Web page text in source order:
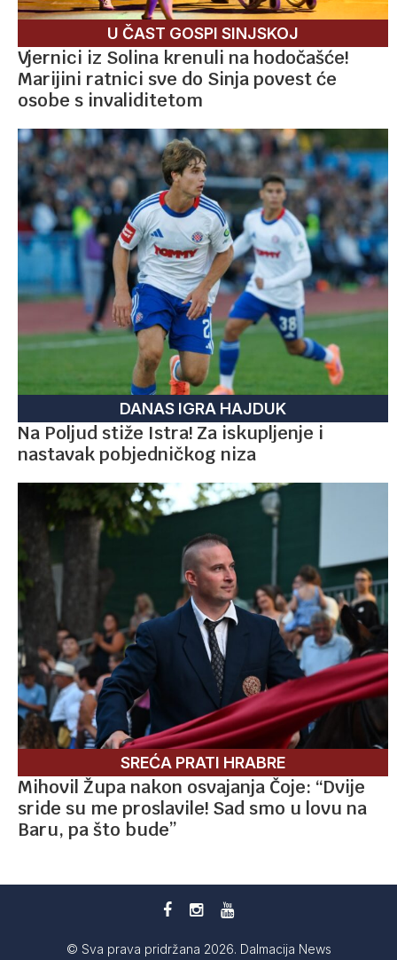
U ČAST GOSPI SINJSKOJ
Vjernici iz Solina krenuli na hodočašće!
Marijini ratnici sve do Sinja povest će
osobe s invaliditetom
DANAS IGRA HAJDUK
Na Poljud stiže Istra! Za iskupljenje i
nastavak pobjedničkog niza
SREĆA PRATI HRABRE
Mihovil Župa nakon osvajanja Čoje: “Dvije
sride su me proslavile! Sad smo u lovu na
Baru, pa što bude”
© Sva prava pridržana 2026. Dalmacija News